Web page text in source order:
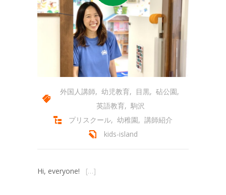
コースの紹介
-- プリスクール
-- ミュージック＆ムーブメント
-- キンダークラス
-- アフタースクール
-- サマースクール
-- サマーキャンプ
外国人講師, 幼児教育, 目黒, 砧公園,
英語教育, 駒沢
プリスクール, 幼稚園, 講師紹介
kids-island
Hi, everyone! […]